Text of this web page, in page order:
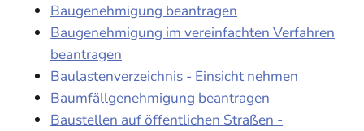
Baugenehmigung beantragen
Baugenehmigung im vereinfachten Verfahren
beantragen
Baulastenverzeichnis - Einsicht nehmen
Baumfällgenehmigung beantragen
Baustellen auf öffentlichen Straßen -